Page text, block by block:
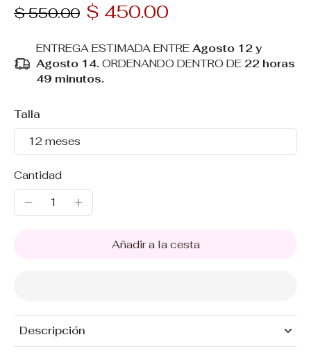
$ 550.00 $ 450.00
ENTREGA ESTIMADA ENTRE Agosto 12 y
Agosto 14. ORDENANDO DENTRO DE 22 horas
49 minutos.
Talla
12 meses
Cantidad
Añadir a la cesta
Descripción